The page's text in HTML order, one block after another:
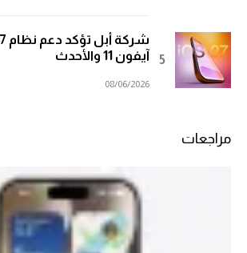
آيفون 11 والأحدث
08/06/2026
مراجعات